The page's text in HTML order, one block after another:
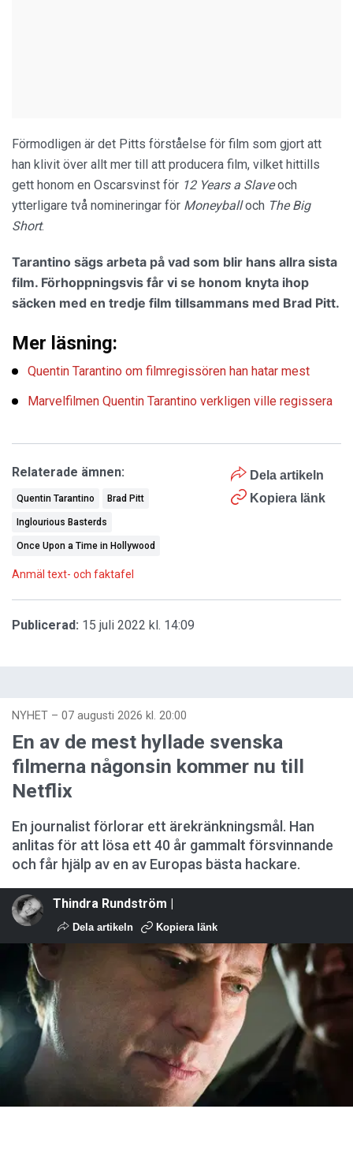
Förmodligen är det Pitts förståelse för film som gjort att
han klivit över allt mer till att producera film, vilket hittills
gett honom en Oscarsvinst för 12 Years a Slaveoch
ytterligare två nomineringar för Moneyballoch The Big
Short.
Tarantino sägs arbeta på vad som blir hans allra sista
film. Förhoppningsvis får vi se honom knyta ihop
säcken med en tredje film tillsammans med Brad Pitt.
Mer läsning:
Quentin Tarantino om filmregissören han hatar mest
Marvelfilmen Quentin Tarantino verkligen ville regissera
Dela artikeln
Kopiera länk
Relaterade ämnen:
Quentin Tarantino Brad Pitt
Inglourious Basterds
Once Upon a Time in Hollywood
Anmäl text- och faktafel
Publicerad: 15 juli 2022 kl. 14:09
NYHET – 07 augusti 2026 kl. 20:00
En av de mest hyllade svenska
filmerna någonsin kommer nu till
Netflix
En journalist förlorar ett ärekränkningsmål. Han
anlitas för att lösa ett 40 år gammalt försvinnande
och får hjälp av en av Europas bästa hackare.
Thindra Rundström |
Dela artikeln Kopiera länk